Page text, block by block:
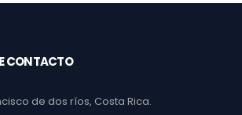
CONTACTO
de dos ríos, Costa Rica.